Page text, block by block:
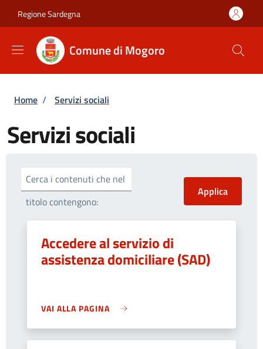
Regione Sardegna
Comune di Mogoro
Briciole di pane
Home / Servizi sociali
Servizi sociali
Cerca i contenuti che nel
titolo contengono:
Accedere al servizio di
assistenza domiciliare (SAD)
VAI ALLA PAGINA